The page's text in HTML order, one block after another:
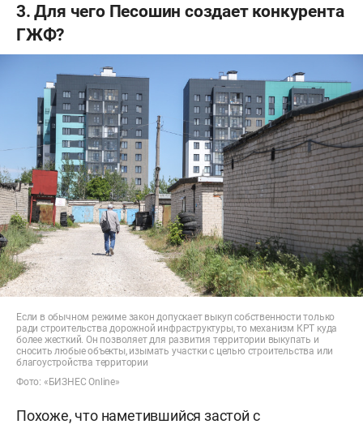
3. Для чего Песошин создает конкурента
ГЖФ?
Если в обычном режиме закон допускает выкуп собственности только
ради строительства дорожной инфраструктуры, то механизм КРТ куда
более жесткий. Он позволяет для развития территории выкупать и
сносить любые объекты, изымать участки с целью строительства или
благоустройства территории
Фото: «БИЗНЕС Online»
Похоже, что наметившийся застой с